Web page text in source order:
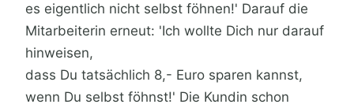
es eigentlich nicht selbst föhnen!' Darauf die
Mitarbeiterin erneut: 'Ich wollte Dich nur darauf
hinweisen,
dass Du tatsächlich 8,- Euro sparen kannst,
wenn Du selbst föhnst!' Die Kundin schon